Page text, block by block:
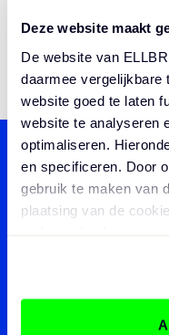
Deze website maakt
De website van
daarmee vergelijkbare
website goed te laten
website te analyseren
optimaliseren.
en specificeren. Door
gebruik te maken van
plaatsing van de
contact op.
Wat kunnen
Op zoek naar een
Naam /